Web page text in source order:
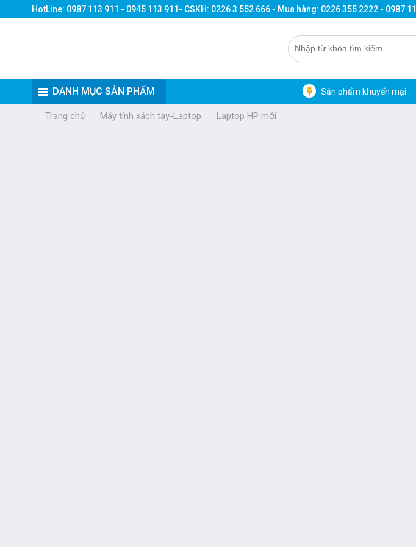
HotLine: 0987 113 911 - 0945 113 911- CSKH: 0226 3 552 666 - Mua hàng: 0226 355 2222 - 0987
DANH MỤC SẢN PHẨM Sản phẩm khuyến mại
Trang chủ Máy tính xách tay-Laptop Laptop HP mới